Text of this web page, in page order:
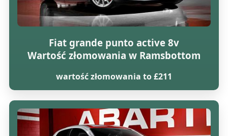
Fiat grande punto active 8v
Wartość złomowania w Ramsbottom
wartość złomowania to £211